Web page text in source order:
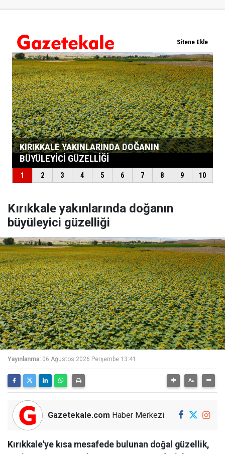
Kırıkkale yakınlarında doğanın
büyüleyici güzelliği
Yayınlanma: 06 Ağustos 2026 Perşembe 13:41
Gazetekale.com Haber Merkezi
Kırıkkale'ye kısa mesafede bulunan doğal güzellik,